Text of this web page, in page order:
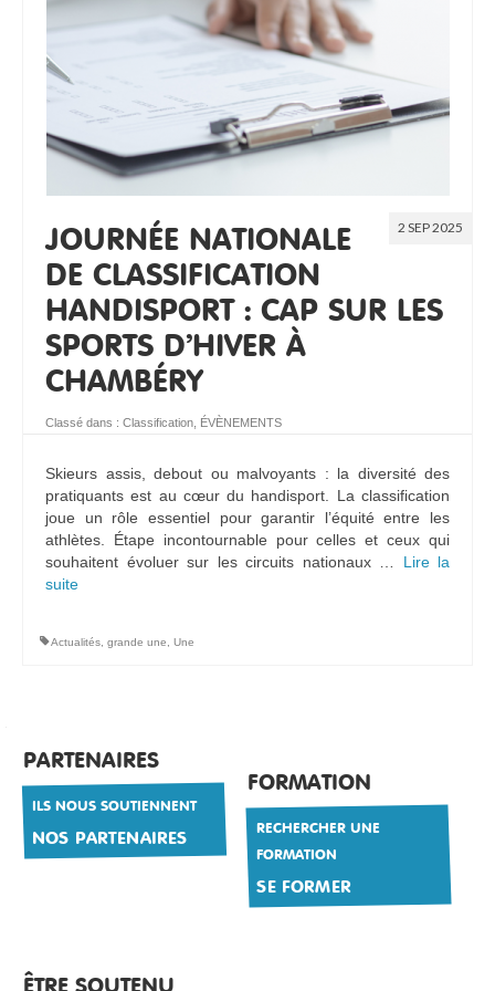
2 SEP 2025
JOURNÉE NATIONALE
DE CLASSIFICATION
HANDISPORT : CAP SUR LES
SPORTS D’HIVER À
CHAMBÉRY
Classé dans : Classification, ÉVÈNEMENTS
Skieurs assis, debout ou malvoyants : la diversité des
pratiquants est au cœur du handisport. La classification
joue un rôle essentiel pour garantir l’équité entre les
athlètes. Étape incontournable pour celles et ceux qui
souhaitent évoluer sur les circuits nationaux … Lire la
suite­­
Actualités, grande une, Une
PARTENAIRES
ILS NOUS SOUTIENNENT
NOS PARTENAIRES
FORMATION
RECHERCHER UNE
FORMATION
SE FORMER